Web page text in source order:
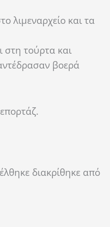
λιμεναρχείο και τα
στη τούρτα και
βοερά
διακρίθηκε από